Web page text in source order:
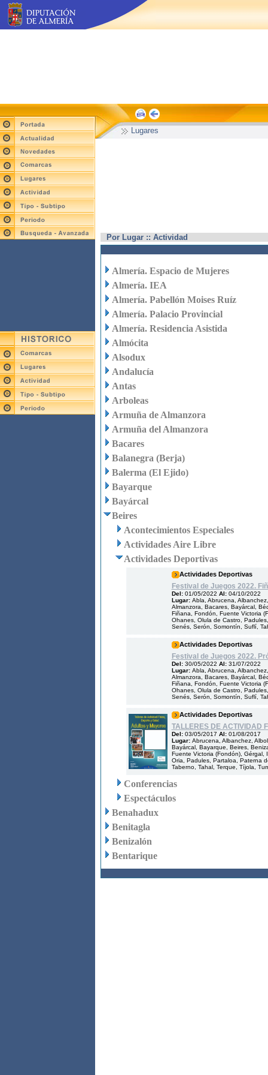
Lugares
Por Lugar :: Actividad
Almería. Espacio de Mujeres
Almería. IEA
Almería. Pabellón Moises Ruíz
Almería. Palacio Provincial
Almería. Residencia Asistida
Almócita
Alsodux
Andalucía
Antas
Arboleas
Armuña de Almanzora
Armuña del Almanzora
Bacares
Balanegra (Berja)
Balerma (El Ejido)
Bayarque
Bayárcal
Beires
Acontecimientos Especiales
Actividades Aire Libre
Actividades Deportivas
Actividades Deportivas
Festival de Juegos 2022.
Del: 01/05/2022 Al: 04/10/2022
Lugar: Abla, Abrucena,
Almanzora, Bacares, Bayárcal,
Fiñana, Fondón, Fuente Victoria
Ohanes, Olula de Castro,
Senés, Serón, Somontín, Suflí,
Actividades Deportivas
Festival de Juegos 2022.
Del: 30/05/2022 Al: 31/07/2022
Lugar: Abla, Abrucena,
Almanzora, Bacares, Bayárcal,
Fiñana, Fondón, Fuente Victoria
Ohanes, Olula de Castro,
Senés, Serón, Somontín, Suflí,
Actividades Deportivas
TALLERES DE ACTIVIDAD
Del: 03/05/2017 Al: 01/08/2017
Lugar: Abrucena, Albanchez,
Bayárcal, Bayarque, Beires,
Fuente Victoria (Fondón), Gérgal,
Oria, Padules, Partaloa, Paterna
Taberno, Tahal, Terque, Tíjola,
Conferencias
Espectáculos
Benahadux
Benitagla
Benizalón
Bentarique